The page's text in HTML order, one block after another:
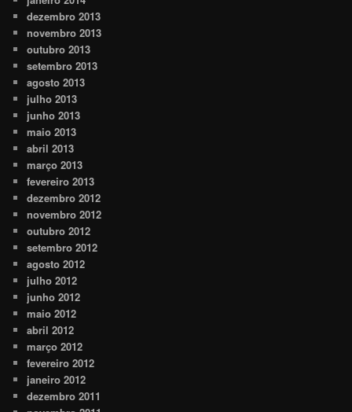
dezembro 2013
novembro 2013
outubro 2013
setembro 2013
agosto 2013
julho 2013
junho 2013
maio 2013
abril 2013
março 2013
fevereiro 2013
dezembro 2012
novembro 2012
outubro 2012
setembro 2012
agosto 2012
julho 2012
junho 2012
maio 2012
abril 2012
março 2012
fevereiro 2012
janeiro 2012
dezembro 2011